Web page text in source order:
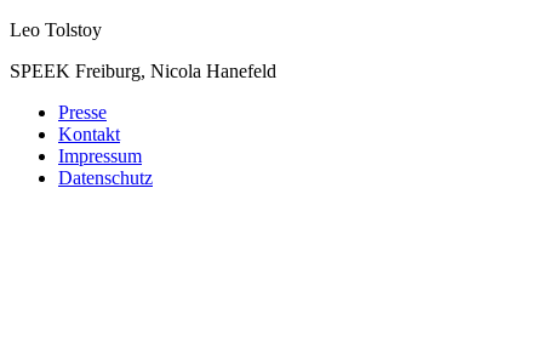
Leo Tolstoy
SPEEK Freiburg, Nicola Hanefeld
Presse
Kontakt
Impressum
Datenschutz